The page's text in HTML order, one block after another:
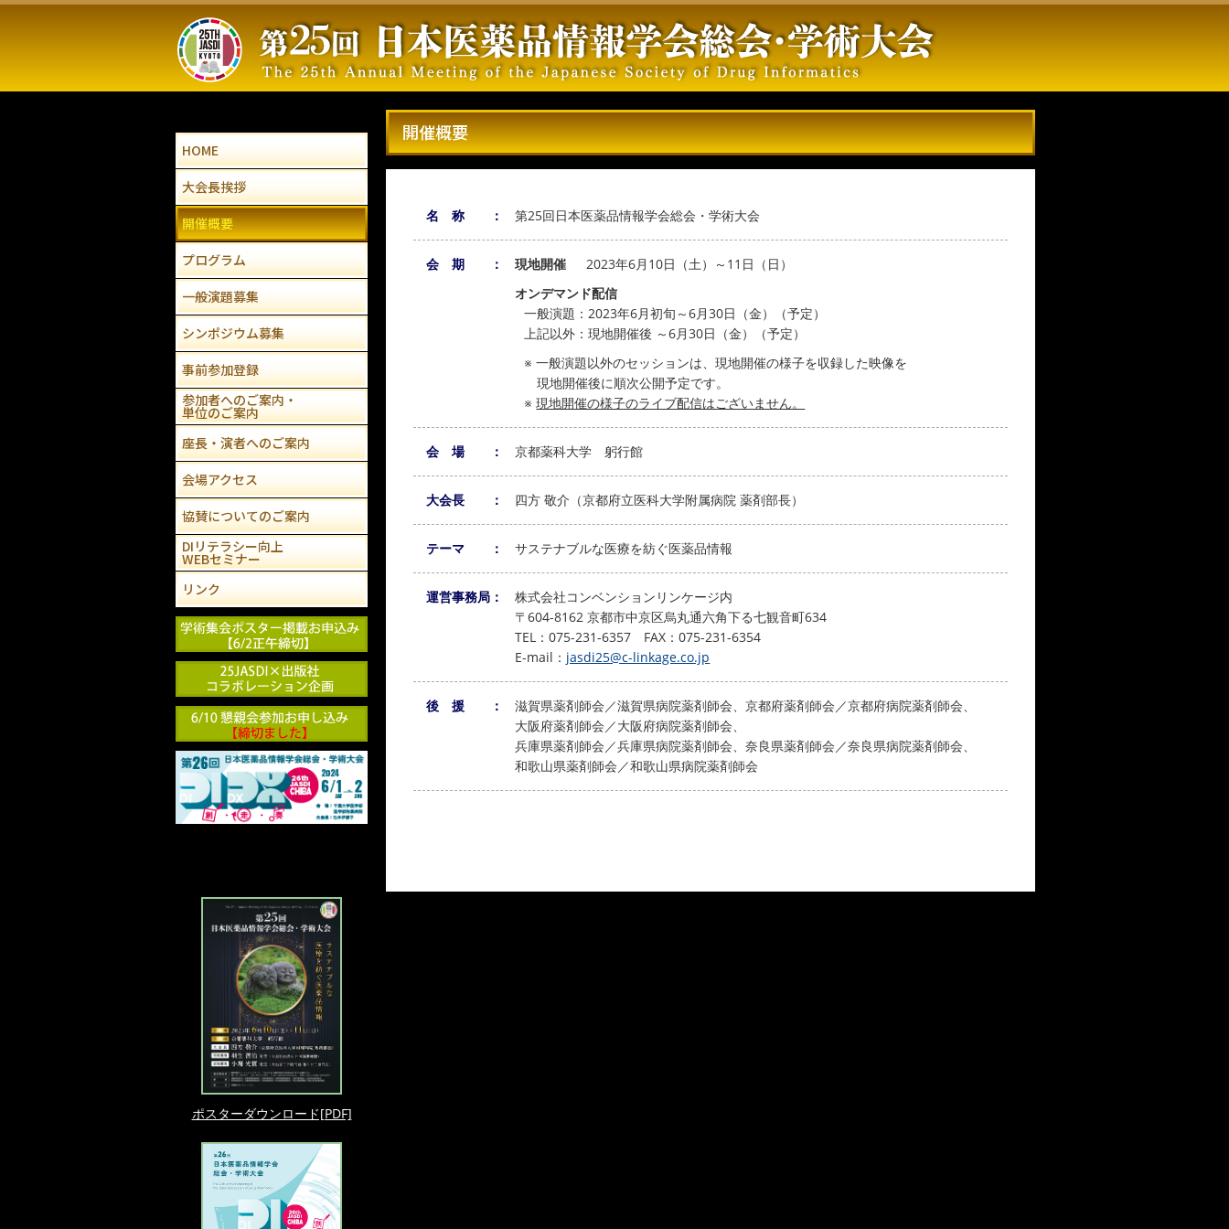
HOME
大会長挨拶
開催概要
プログラム
一般演題募集
シンポジウム募集
事前参加登録
参加者へのご案内・
単位のご案内
座長・演者へのご案内
会場アクセス
協賛についてのご案内
DIリテラシー向上
WEBセミナー
リンク
ポスターダウンロード[PDF]
開催概要
名 称 ： 第25回日本医薬品情報学会総会・学術大会
会 期 ： 現地開催 2023年6月10日（土）～11日（日）
オンデマンド配信
一般演題：2023年6月初旬～6月30日（金）（予定）
上記以外：現地開催後 ～6月30日（金）（予定）
※ 一般演題以外のセッションは、現地開催の様子を収録した映像を
現地開催後に順次公開予定です。
※現地開催の様子のライブ配信はございません。
会 場 ： 京都薬科大学 躬行館
大会長 ： 四方 敬介（京都府立医科大学附属病院 薬剤部長）
テーマ ： サステナブルな医療を紡ぐ医薬品情報
運営事務局：
株式会社コンベンションリンケージ内
〒604-8162 京都市中京区烏丸通六角下る七観音町634
TEL：075-231-6357 FAX：075-231-6354
E-mail： jasdi25@c-linkage.co.jp
後 援 ： 滋賀県薬剤師会／滋賀県病院薬剤師会、京都府薬剤師会／京都府病院薬剤師会、
大阪府薬剤師会／大阪府病院薬剤師会、
兵庫県薬剤師会／兵庫県病院薬剤師会、奈良県薬剤師会／奈良県病院薬剤師会、
和歌山県薬剤師会／和歌山県病院薬剤師会